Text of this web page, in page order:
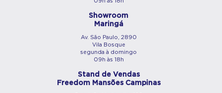
Showroom
Maringá
Av. São Paulo, 2890
Vila Bosque
segunda à domingo
09h às 18h
Stand de Vendas
Freedom Mansões Campinas